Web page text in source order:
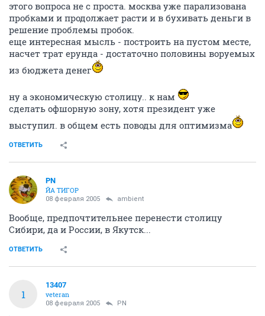
ОТВЕТИТЬ
A
ambient
08 февраля 2005 13407
вот я именно об этом опять задумался. поднятие
этого вопроса не с проста. москва уже парализована
пробками и продолжает расти и в бухивать деньги в
решение проблемы пробок.
еще интересная мысль - построить на пустом месте,
ну а экономическую столицу.. к нам
сделать офшорную зону, хотя президент уже
ОТВЕТИТЬ
08 февраля 2005
Вообще, предпочтительнее перенести столицу